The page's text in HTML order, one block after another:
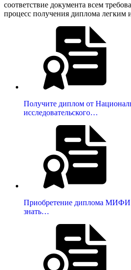
соответствие документа всем
процесс получения диплома легким
Получите диплом от
исследовательского…
Приобретение диплома МИФИ
знать…